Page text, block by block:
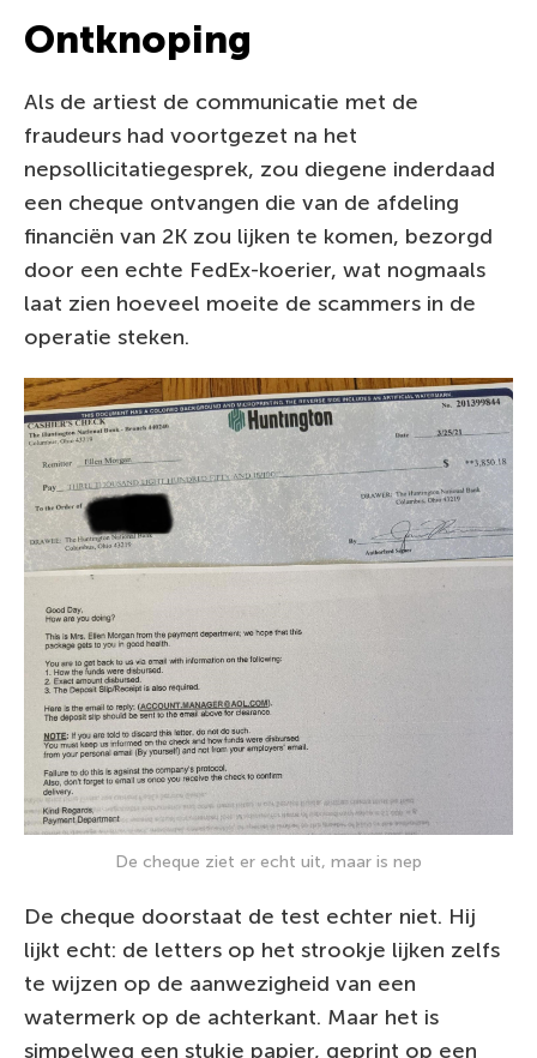
Ontknoping
Als de artiest de communicatie met de
fraudeurs had voortgezet na het
nepsollicitatiegesprek, zou diegene inderdaad
een cheque ontvangen die van de afdeling
financiën van 2K zou lijken te komen, bezorgd
door een echte FedEx-koerier, wat nogmaals
laat zien hoeveel moeite de scammers in de
operatie steken.
De cheque ziet er echt uit, maar is nep
De cheque doorstaat de test echter niet. Hij
lijkt echt: de letters op het strookje lijken zelfs
te wijzen op de aanwezigheid van een
watermerk op de achterkant. Maar het is
simpelweg een stukje papier, geprint op een